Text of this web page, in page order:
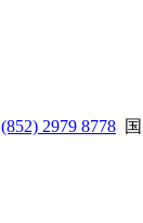
(852) 2979 8778